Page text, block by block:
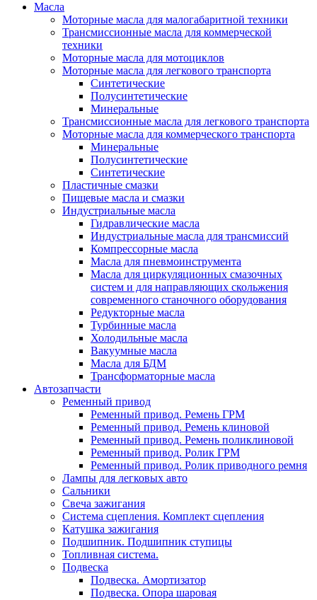
Масла
Моторные масла для малогабаритной техники
Трансмиссионные масла для коммерческой
техники
Моторные масла для мотоциклов
Моторные масла для легкового транспорта
Синтетические
Полусинтетические
Минеральные
Трансмиссионные масла для легкового транспорта
Моторные масла для коммерческого транспорта
Минеральные
Полусинтетические
Синтетические
Пластичные смазки
Пищевые масла и смазки
Индустриальные масла
Гидравлические масла
Индустриальные масла для трансмиссий
Компрессорные масла
Масла для пневмоинструмента
Масла для циркуляционных смазочных
систем и для направляющих скольжения
современного станочного оборудования
Редукторные масла
Турбинные масла
Холодильные масла
Вакуумные масла
Масла для БДМ
Трансформаторные масла
Автозапчасти
Ременный привод
Ременный привод. Ремень ГРМ
Ременный привод. Ремень клиновой
Ременный привод. Ремень поликлиновой
Ременный привод. Ролик ГРМ
Ременный привод. Ролик приводного ремня
Лампы для легковых авто
Сальники
Свеча зажигания
Система сцепления. Комплект сцепления
Катушка зажигания
Подшипник. Подшипник ступицы
Топливная система.
Подвеска
Подвеска. Амортизатор
Подвеска. Опора шаровая